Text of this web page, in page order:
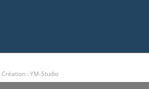
Création : YM-Studio